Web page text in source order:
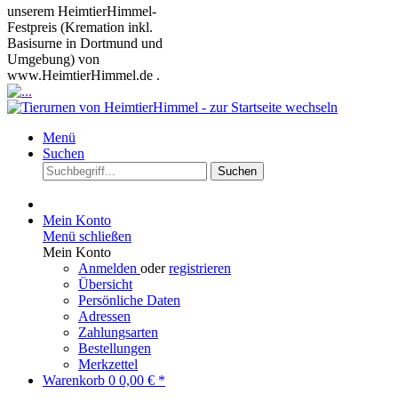
unserem HeimtierHimmel-
Festpreis (Kremation inkl.
Basisurne in Dortmund und
Umgebung) von
www.HeimtierHimmel.de .
Menü
Suchen
Suchen
Mein Konto
Menü schließen
Mein Konto
Anmelden oderregistrieren
Übersicht
Persönliche Daten
Adressen
Zahlungsarten
Bestellungen
Merkzettel
Warenkorb 0 0,00 € *